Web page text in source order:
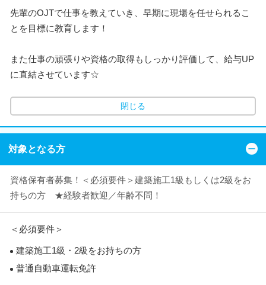
先輩のOJTで仕事を教えていき、早期に現場を任せられるこ
とを目標に教育します！
また仕事の頑張りや資格の取得もしっかり評価して、給与UP
に直結させています☆
閉じる
対象となる方
資格保有者募集！＜必須要件＞建築施工1級もしくは2級をお
持ちの方 ★経験者歓迎／年齢不問！
＜必須要件＞
建築施工1級・2級をお持ちの方
普通自動車運転免許